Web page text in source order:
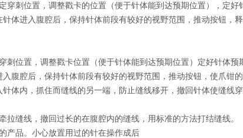
穿刺位置，调整戳卡的位置（便于针体能到达预期位置），定
体进入腹腔后，保持针体前段有较好的视野范围，推动按钮，
刺位置，调整戳卡位置（便于针体能到达预期位置）定好针体
腹腔后，保持针体前段有较好的视野范围，推动按钮，使爪钳
体内，抓住而缝线的另一端，防止缝线移开，撤回针体使缝线
拉缝线，撤回过长的在腹腔内的缝线，用标准的方法打结缝线。
产品。小心放置用过的针在操作成后